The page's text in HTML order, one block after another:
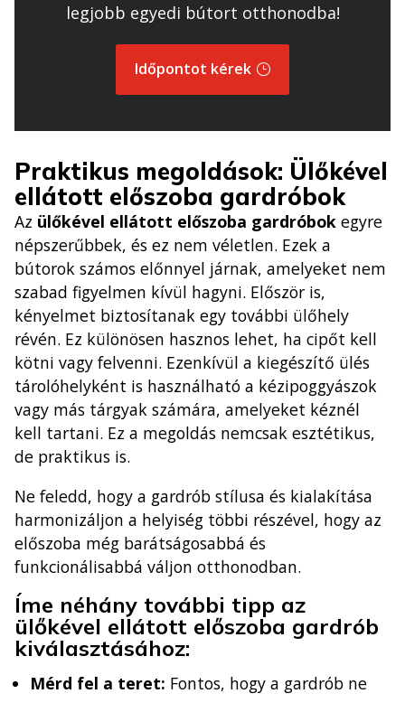
legjobb egyedi bútort otthonodba!
Időpontot kérek
Praktikus megoldások: Ülőkével
ellátott előszoba gardróbok
Az ülőkével ellátott előszoba gardróbokegyre
népszerűbbek, és ez nem véletlen. Ezek a
bútorok számos előnnyel járnak, amelyeket nem
szabad figyelmen kívül hagyni. Először is,
kényelmet biztosítanak egy további ülőhely
révén. Ez különösen hasznos lehet, ha cipőt kell
kötni vagy felvenni. Ezenkívül a kiegészítő ülés
tárolóhelyként is használható a kézipoggyászok
vagy más tárgyak számára, amelyeket kéznél
kell tartani. Ez a megoldás nemcsak esztétikus,
de praktikus is.
Ne feledd, hogy a gardrób stílusa és kialakítása
harmonizáljon a helyiség többi részével, hogy az
előszoba még barátságosabbá és
funkcionálisabbá váljon otthonodban.
Íme néhány további tipp az
ülőkével ellátott előszoba gardrób
kiválasztásához:
Mérd fel a teret: Fontos, hogy a gardrób ne